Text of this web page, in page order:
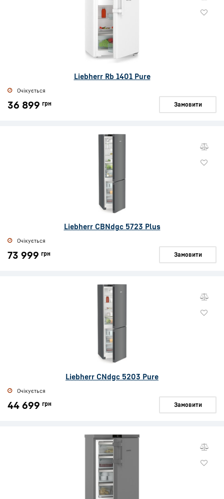
Liebherr Rb 1401 Pure
Очікується
36 899 грн Замовити
Liebherr CBNdgc 5723 Plus
Очікується
73 999 грн Замовити
Liebherr CNdgc 5203 Pure
Очікується
44 699 грн Замовити